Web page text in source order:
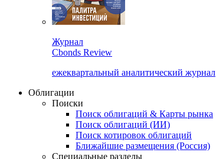
Журнал
Cbonds Review
ежеквартальный аналитический журнал
Облигации
Поиски
Поиск облигаций & Карты рынка
Поиск облигаций (ИИ)
Поиск котировок облигаций
Ближайшие размещения (Россия)
Специальные разделы